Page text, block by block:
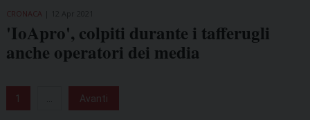
CRONACA
'IoApro', colpiti durante i tafferugli
anche operatori dei media
1 Avanti